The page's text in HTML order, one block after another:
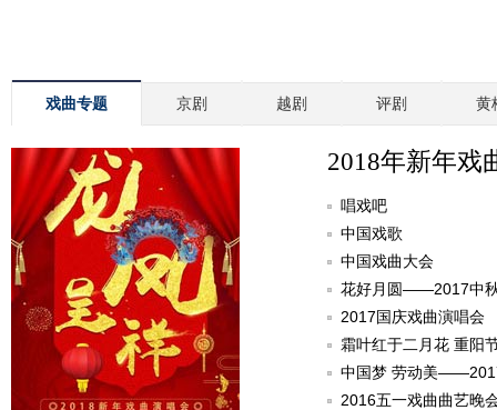
戏曲专题 京剧 越剧 评剧 黄
2018年新年戏
唱戏吧
中国戏歌
中国戏曲大会
花好月圆——2017中
2017国庆戏曲演唱会
霜叶红于二月花 重阳
中国梦 劳动美
2016五一戏曲曲艺晚